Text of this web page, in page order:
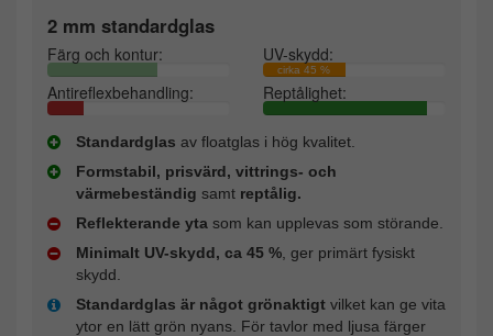
2 mm standardglas
Färg och kontur: UV-skydd:
cirka 45 %
Antireflexbehandling: Reptålighet:
Standardglas av floatglas i hög kvalitet.
Formstabil, prisvärd, vittrings- och
värmebeständig samt reptålig.
Reflekterande yta som kan upplevas som störande.
Minimalt UV-skydd, ca 45 % , ger primärt fysiskt
skydd.
Standardglas är något grönaktigt vilket kan ge vita
ytor en lätt grön nyans. För tavlor med ljusa färger